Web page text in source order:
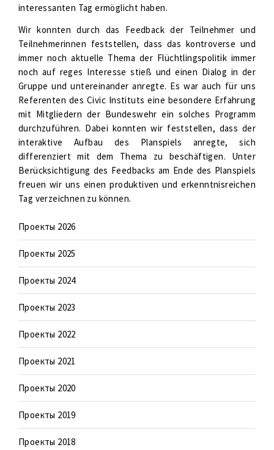
interessanten Tag ermöglicht haben.
Wir konnten durch das Feedback der Teilnehmer und
Teilnehmerinnen feststellen, dass das kontroverse und
immer noch aktuelle Thema der Flüchtlingspolitik immer
noch auf reges Interesse stieß und einen Dialog in der
Gruppe und untereinander anregte. Es war auch für uns
Referenten des Civic Instituts eine besondere Erfahrung
mit Mitgliedern der Bundeswehr ein solches Programm
durchzuführen. Dabei konnten wir feststellen, dass der
interaktive Aufbau des Planspiels anregte, sich
differenziert mit dem Thema zu beschäftigen. Unter
Berücksichtigung des Feedbacks am Ende des Planspiels
freuen wir uns einen produktiven und erkenntnisreichen
Tag verzeichnen zu können.
Проекты 2026
Проекты 2025
Проекты 2024
Проекты 2023
Проекты 2022
Проекты 2021
Проекты 2020
Проекты 2019
Проекты 2018